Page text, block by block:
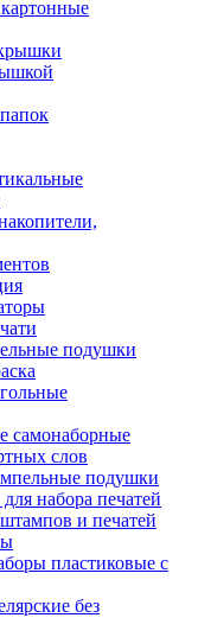
подушки
самонаборные
слов
подушки
набора печатей
и печатей
пластиковые с
без